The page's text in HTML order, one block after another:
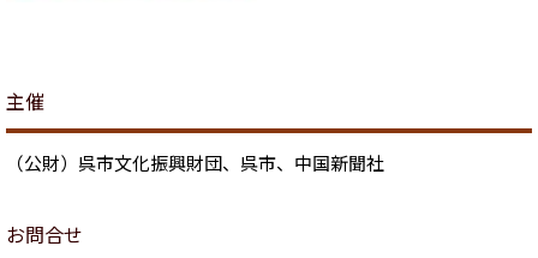
主催
（公財）呉市文化振興財団、呉市、中国新聞社
お問合せ